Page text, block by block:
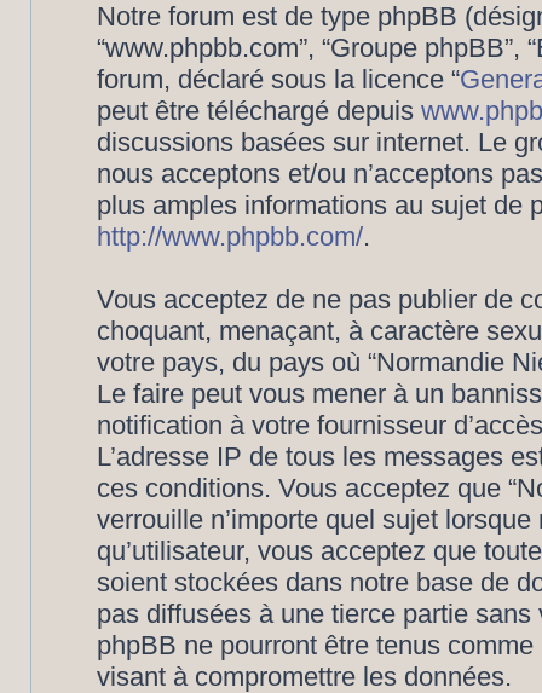
Notre forum est de type phpBB
“www.phpbb.com”, “Groupe
forum, déclaré sous la licence “
peut être téléchargé depuis
discussions basées sur internet. Le
nous acceptons et/ou n’acceptons
plus amples informations au sujet de
http://www.phpbb.com/.
Vous acceptez de ne pas publier de
choquant, menaçant, à caractère
votre pays, du pays où “Normandie
Le faire peut vous mener à un
notification à votre fournisseur
L’adresse IP de tous les messages
ces conditions. Vous acceptez que
verrouille n’importe quel sujet
qu’utilisateur, vous acceptez que
soient stockées dans notre base de
pas diffusées à une tierce partie
phpBB ne pourront être tenus
visant à compromettre les données.